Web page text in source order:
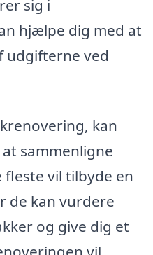
sig i
hjælpe dig med at
udgifterne ved
kan
sammenligne
vil tilbyde en
de kan vurdere
og give dig et